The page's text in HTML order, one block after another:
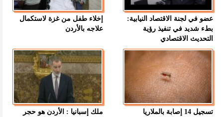
عضو في لجنة الاقتصاد النيابية:
بطء شديد في تنفيذ رؤية
التحديث الاقتصادي
إخلاء طفل من غزة لاستكمال
علاجه بالأردن
تسجيل 14 إصابة بالملاريا
ملك إسبانيا : الأردن هو حجر